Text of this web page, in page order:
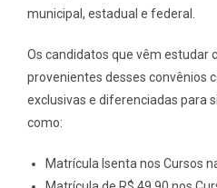
municipal, estadual e federal.
Os candidatos que vêm estudar
provenientes desses convênios
exclusivas e diferenciadas para
como:
Matrícula Isenta nos Cursos